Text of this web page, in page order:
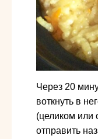
Через 20
воткнуть в
(целиком или
отправить